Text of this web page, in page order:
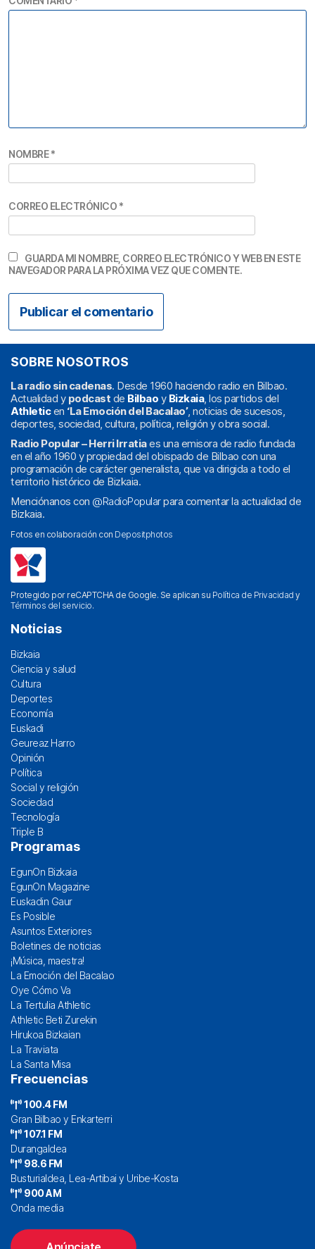
NOMBRE*
CORREO ELECTRÓNICO *
GUARDA MI NOMBRE, CORREO ELECTRÓNICO Y WEB EN ESTE
NAVEGADOR PARA LA PRÓXIMA VEZ QUE COMENTE.
SOBRE NOSOTROS
La radio sin cadenas. Desde 1960 haciendo radio en Bilbao.
Actualidad y podcast de Bilbao y Bizkaia, los partidos del
Athleticen ‘La Emoción del Bacalao’, noticias de sucesos,
deportes, sociedad, cultura, política, religión y obra social.
Radio Popular – Herri Irratiaes una emisora de radio fundada
en el año 1960 y propiedad del obispado de Bilbao con una
programación de carácter generalista, que va dirigida a todo el
territorio histórico de Bizkaia.
Menciónanos con @RadioPopularpara comentar la actualidad de
Bizkaia.
Fotos en colaboración con Depositphotos
Protegido por reCAPTCHA de Google. Se aplican su Política de Privacidad y
Términos del servicio.
Noticias
Bizkaia
Ciencia y salud
Cultura
Deportes
Economía
Euskadi
Geureaz Harro
Opinión
Política
Social y religión
Sociedad
Tecnología
Triple B
Programas
EgunOn Bizkaia
EgunOn Magazine
Euskadin Gaur
Es Posible
Asuntos Exteriores
Boletines de noticias
¡Música, maestra!
La Emoción del Bacalao
Oye Cómo Va
La Tertulia Athletic
Athletic Beti Zurekin
Hirukoa Bizkaian
La Traviata
La Santa Misa
Frecuencias
100.4 FM
Gran Bilbao y Enkarterri
107.1 FM
Durangaldea
98.6 FM
Busturialdea, Lea-Artibai y Uribe-Kosta
900 AM
Onda media